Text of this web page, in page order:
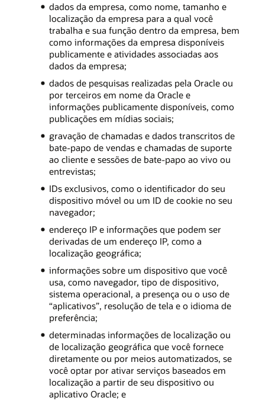
dados da empresa, como nome, tamanho e
localização da empresa para a qual você
trabalha e sua função dentro da empresa, bem
como informações da empresa disponíveis
publicamente e atividades associadas aos
dados da empresa;
dados de pesquisas realizadas pela Oracle ou
por terceiros em nome da Oracle e
informações publicamente disponíveis, como
publicações em mídias sociais;
gravação de chamadas e dados transcritos de
bate-papo de vendas e chamadas de suporte
ao cliente e sessões de bate-papo ao vivo ou
entrevistas;
IDs exclusivos, como o identificador do seu
dispositivo móvel ou um ID de cookie no seu
navegador;
endereço IP e informações que podem ser
derivadas de um endereço IP, como a
localização geográfica;
informações sobre um dispositivo que você
usa, como navegador, tipo de dispositivo,
sistema operacional, a presença ou o uso de
“aplicativos”, resolução de tela e o idioma de
preferência;
determinadas informações de localização ou
de localização geográfica que você fornece
diretamente ou por meios automatizados, se
você optar por ativar serviços baseados em
localização a partir de seu dispositivo ou
aplicativo Oracle; e